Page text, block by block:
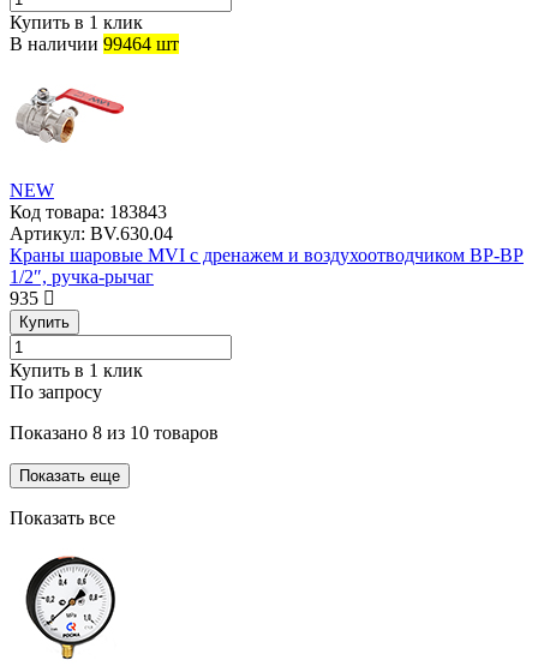
Купить в 1 клик
В наличии 99464 шт
NEW
Код товара: 183843
Артикул: BV.630.04
Краны шаровые MVI с дренажем и воздухоотводчиком ВР-ВР
1/2″, ручка-рычаг
935
Купить
Купить в 1 клик
По запросу
Показано 8 из 10 товаров
Показать еще
Показать все